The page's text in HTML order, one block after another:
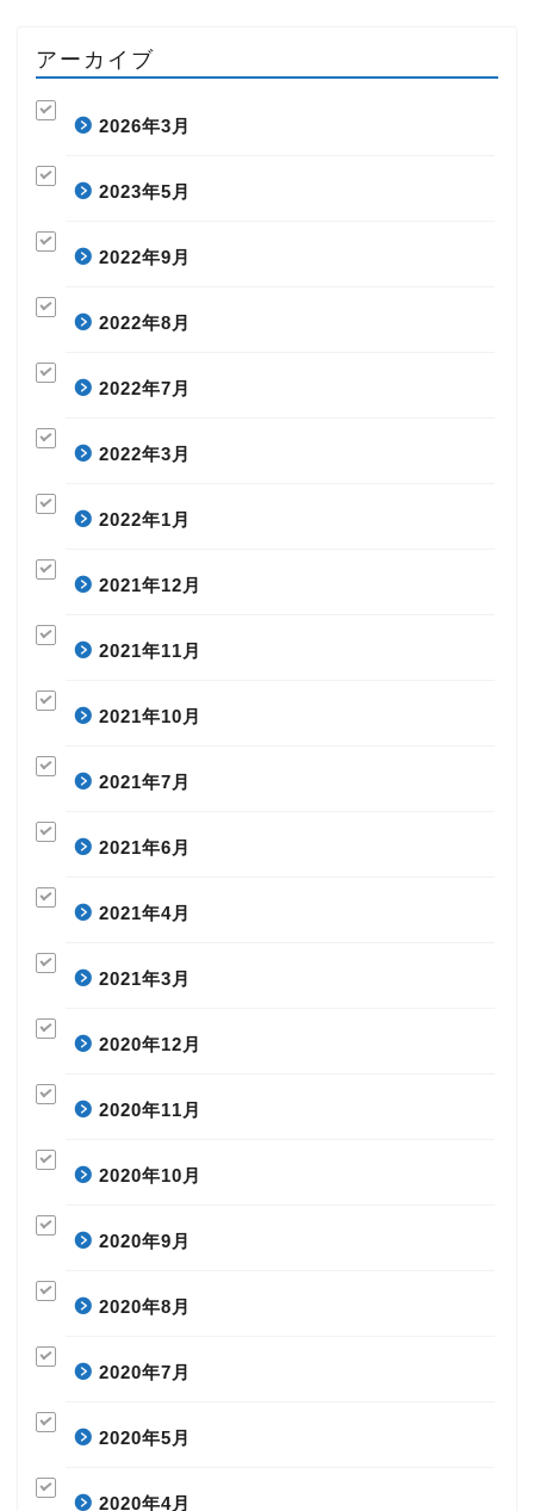
アーカイブ
2026年3月
2023年5月
2022年9月
2022年8月
2022年7月
2022年3月
2022年1月
2021年12月
2021年11月
2021年10月
2021年7月
2021年6月
2021年4月
2021年3月
2020年12月
2020年11月
2020年10月
2020年9月
2020年8月
2020年7月
2020年5月
2020年4月